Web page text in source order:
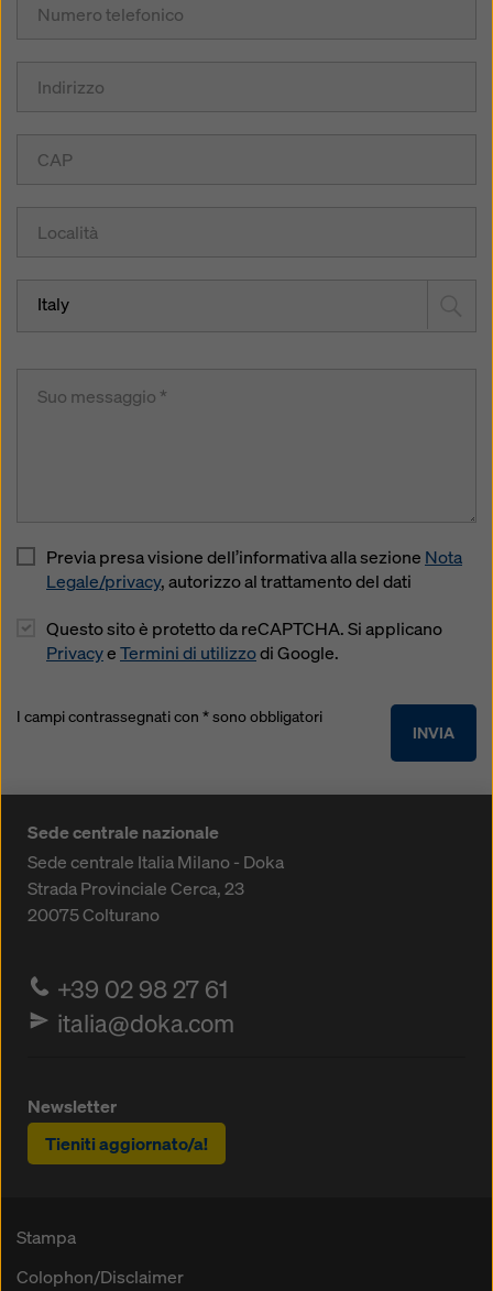
Italy
Previa presa visione dell’informativa alla sezione Nota
Legale/privacy, autorizzo al trattamento del dati
Questo sito è protetto da reCAPTCHA. Si applicano
PrivacyeTermini di utilizzodi Google.
INVIA
I campi contrassegnati con * sono obbligatori
Sede centrale nazionale
Sede centrale Italia Milano - Doka
Strada Provinciale Cerca, 23
20075Colturano
+39 02 98 27 61
italia@doka.com
Newsletter
Tieniti aggiornato/a!
Stampa
Colophon/Disclaimer